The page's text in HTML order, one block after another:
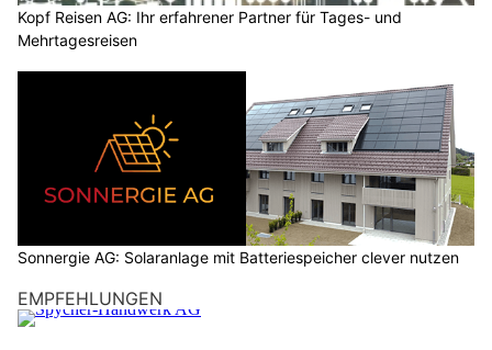
Kopf Reisen AG: Ihr erfahrener Partner für Tages- und
Mehrtagesreisen
Sonnergie AG: Solaranlage mit Batteriespeicher clever nutzen
EMPFEHLUNGEN